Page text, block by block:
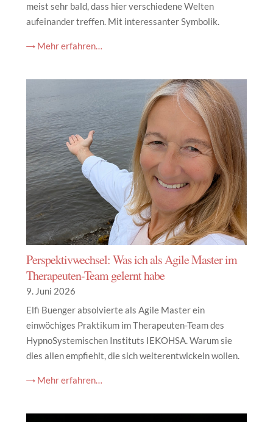
meist sehr bald, dass hier verschiedene Welten
aufeinander treffen. Mit interessanter Symbolik.
→ Mehr erfahren…
Perspektivwechsel: Was ich als Agile Master im
Therapeuten-Team gelernt habe
9. Juni 2026
Elfi Buenger absolvierte als Agile Master ein
einwöchiges Praktikum im Therapeuten-Team des
HypnoSystemischen Instituts IEKOHSA. Warum sie
dies allen empfiehlt, die sich weiterentwickeln wollen.
→ Mehr erfahren…